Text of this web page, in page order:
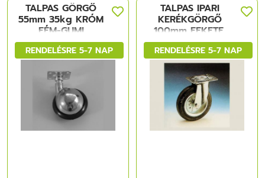
RENDELÉSRE 5-7 NAP
TALPAS GÖRGŐ
55mm 35kg KRÓM
FÉM-GUMI
RENDELÉSRE 5-7 NAP
TALPAS IPARI
KERÉKGÖRGŐ
100mm FEKETE,
85kg FÉM-GUMI